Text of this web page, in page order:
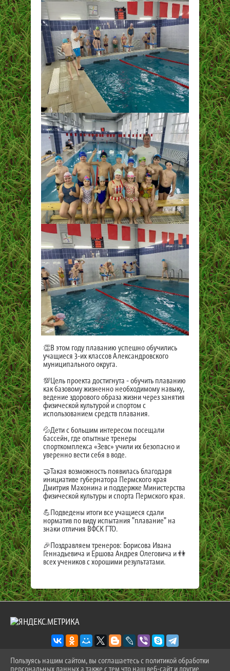
👏В этом году плаванию успешно обучились
учащиеся 3-их классов Александровского
муниципального округа.
💯Цель проекта достигнута - обучить плаванию
как базовому жизненно необходимому навыку,
ведение здорового образа жизни через занятия
физической культурой и спортом с
использованием средств плавания.
💦Дети с большим интересом посещали
бассейн, где опытные тренеры
спорткомплекса «Зевс» учили их безопасно и
уверенно вести себя в воде.
🤝Такая возможность появилась благодаря
инициативе губернатора Пермского края
Дмитрия Махонина и поддержке Министерства
физической культуры и спорта Пермского края.
💪Подведены итоги все учащиеся сдали
норматив по виду испытания "плавание" на
знаки отличия ВФСК ГТО.
🎉Поздравляем тренеров: Борисова Ивана
Геннадьевича и Ершова Андрея Олеговича и 👫
всех учеников с хорошими результатами.
Пользуясь нашим сайтом, вы соглашаетесь с политикой обработки
персональных данных а также с тем что наш веб-сайт и другие